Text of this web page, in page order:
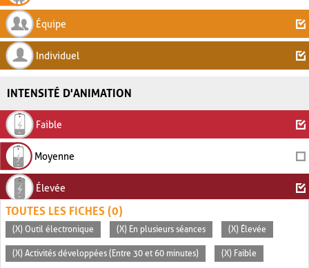
Équipe
Individuel
INTENSITÉ D'ANIMATION
Faible
Moyenne
Élevée
TOUTES LES FICHES (0)
(X) Outil électronique (X) En plusieurs séances (X) Élevée
(X) Activités développées (Entre 30 et 60 minutes) (X) Faible